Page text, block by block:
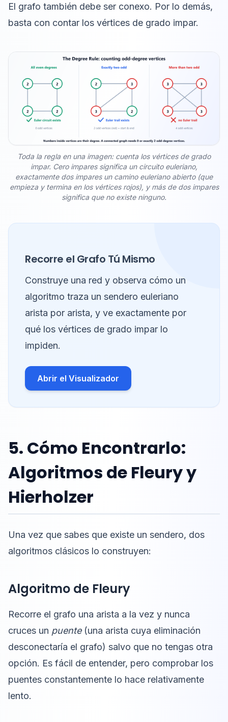
El grafo también debe ser conexo. Por lo demás,
basta con contar los vértices de grado impar.
Toda la regla en una imagen: cuenta los vértices de grado
impar. Cero impares significa un circuito euleriano,
exactamente dos impares un camino euleriano abierto (que
empieza y termina en los vértices rojos), y más de dos impares
significa que no existe ninguno.
Recorre el Grafo Tú Mismo
Construye una red y observa cómo un
algoritmo traza un sendero euleriano
arista por arista, y ve exactamente por
qué los vértices de grado impar lo
impiden.
Abrir el Visualizador
5. Cómo Encontrarlo:
Algoritmos de Fleury y
Hierholzer
Una vez que sabes que existe un sendero, dos
algoritmos clásicos lo construyen:
Algoritmo de Fleury
Recorre el grafo una arista a la vez y nunca
cruces un puente(una arista cuya eliminación
desconectaría el grafo) salvo que no tengas otra
opción. Es fácil de entender, pero comprobar los
puentes constantemente lo hace relativamente
lento.